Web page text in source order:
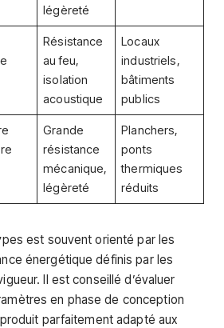
légèreté
Résistance
au feu,
isolation
acoustique
Locaux
industriels,
bâtiments
publics
Grande
résistance
mécanique,
légèreté
Planchers,
ponts
thermiques
réduits
est souvent orienté par les
énergétique définis par les
Il est conseillé d’évaluer
en phase de conception
parfaitement adapté aux